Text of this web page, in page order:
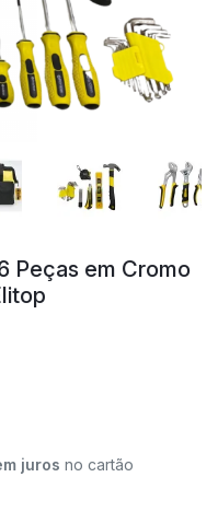
Peças em Cromo
juros no cartão